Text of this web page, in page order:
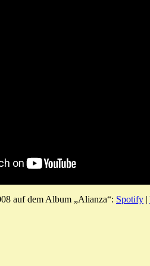
auf dem Album „Alianza“: Spotify |